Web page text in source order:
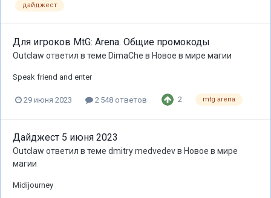
дайджест
Для игроков MtG: Arena. Общие промокоды
Outclaw ответил в теме DimaChe в Новое в мире магии
Speak friend and enter
29 июня 2023 2 548 ответов 2 mtg arena
Дайджест 5 июня 2023
Outclaw ответил в теме dmitry medvedevв Новое в мире
магии
Midijourney